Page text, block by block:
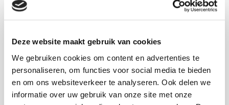
Deze website maakt gebruik van cookies
We gebruiken cookies om content en advertenties te
personaliseren, om functies voor social media te bieden
en om ons websiteverkeer te analyseren. Ook delen we
informatie over uw gebruik van onze site met onze
ISBN 978-90-5830-705-7
Download via KIS